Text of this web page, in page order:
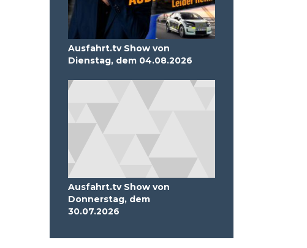
Ausfahrt.tv Show von
Dienstag, dem 04.08.2026
Ausfahrt.tv Show von
Donnerstag, dem
30.07.2026